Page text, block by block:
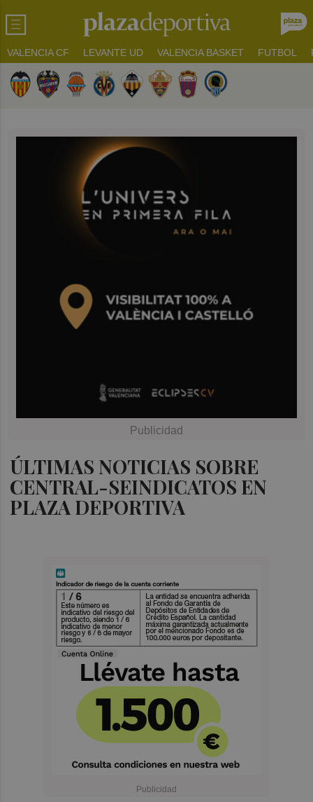
VALENCIA CF LEVANTE UD VALENCIA BASKET FUTBOL
ÚLTIMAS NOTICIAS SOBRE
CENTRAL-SEINDICATOS EN
PLAZA DEPORTIVA